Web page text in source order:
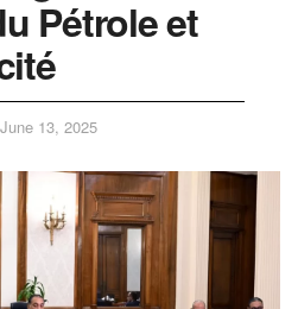
Pétrole et
June 13, 2025